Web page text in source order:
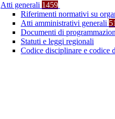
Atti generali 1459
Riferimenti normativi su
Atti amministrativi generali 51
Documenti di
Statuti e leggi regionali
Codice disciplinare e codice